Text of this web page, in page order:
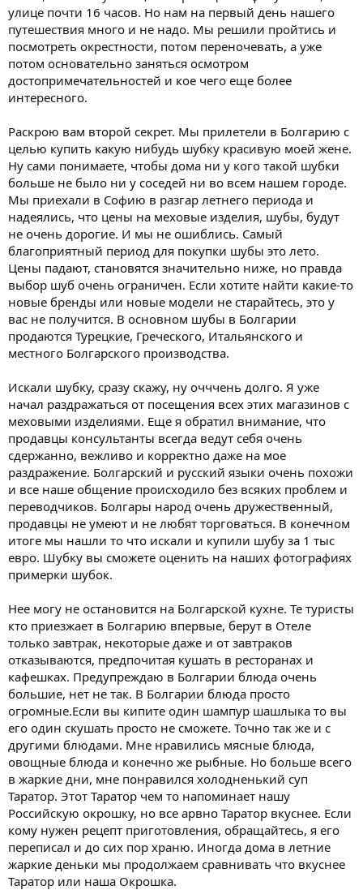
улице почти 16 часов. Но нам на первый день нашего
путешествия много и не надо. Мы решили пройтись и
посмотреть окрестности, потом переночевать, а уже
потом основательно заняться осмотром
достопримечательностей и кое чего еще более
интересного.
Раскрою вам второй секрет. Мы прилетели в Болгарию с
целью купить какую нибудь шубку красивую моей жене.
Ну сами понимаете, чтобы дома ни у кого такой шубки
больше не было ни у соседей ни во всем нашем городе.
Мы приехали в Софию в разгар летнего периода и
надеялись, что цены на меховые изделия, шубы, будут
не очень дорогие. И мы не ошиблись. Самый
благоприятный период для покупки шубы это лето.
Цены падают, становятся значительно ниже, но правда
выбор шуб очень ограничен. Если хотите найти какие-то
новые бренды или новые модели не старайтесь, это у
вас не получится. В основном шубы в Болгарии
продаются Турецкие, Греческого, Итальянского и
местного Болгарского производства.
Искали шубку, сразу скажу, ну очччень долго. Я уже
начал раздражаться от посещения всех этих магазинов с
меховыми изделиями. Еще я обратил внимание, что
продавцы консультанты всегда ведут себя очень
сдержанно, вежливо и корректно даже на мое
раздражение. Болгарский и русский языки очень похожи
и все наше общение происходило без всяких проблем и
переводчиков. Болгары народ очень дружественный,
продавцы не умеют и не любят торговаться. В конечном
итоге мы нашли то что искали и купили шубу за 1 тыс
евро. Шубку вы сможете оценить на наших фотографиях
примерки шубок.
Нее могу не остановится на Болгарской кухне. Те туристы
кто приезжает в Болгарию впервые, берут в Отеле
только завтрак, некоторые даже и от завтраков
отказываются, предпочитая кушать в ресторанах и
кафешках. Предупреждаю в Болгарии блюда очень
большие, нет не так. В Болгарии блюда просто
огромные.Если вы кипите один шампур шашлыка то вы
его один скушать просто не сможете. Точно так же и с
другими блюдами. Мне нравились мясные блюда,
овощные блюда и конечно же рыбные. Но больше всего
в жаркие дни, мне понравился холодненький суп
Таратор. Этот Таратор чем то напоминает нашу
Российскую окрошку, но все арвно Таратор вкуснее. Если
кому нужен рецепт приготовления, обращайтесь, я его
переписал и до сих пор храню. Иногда дома в летние
жаркие деньки мы продолжаем сравнивать что вкуснее
Таратор или наша Окрошка.